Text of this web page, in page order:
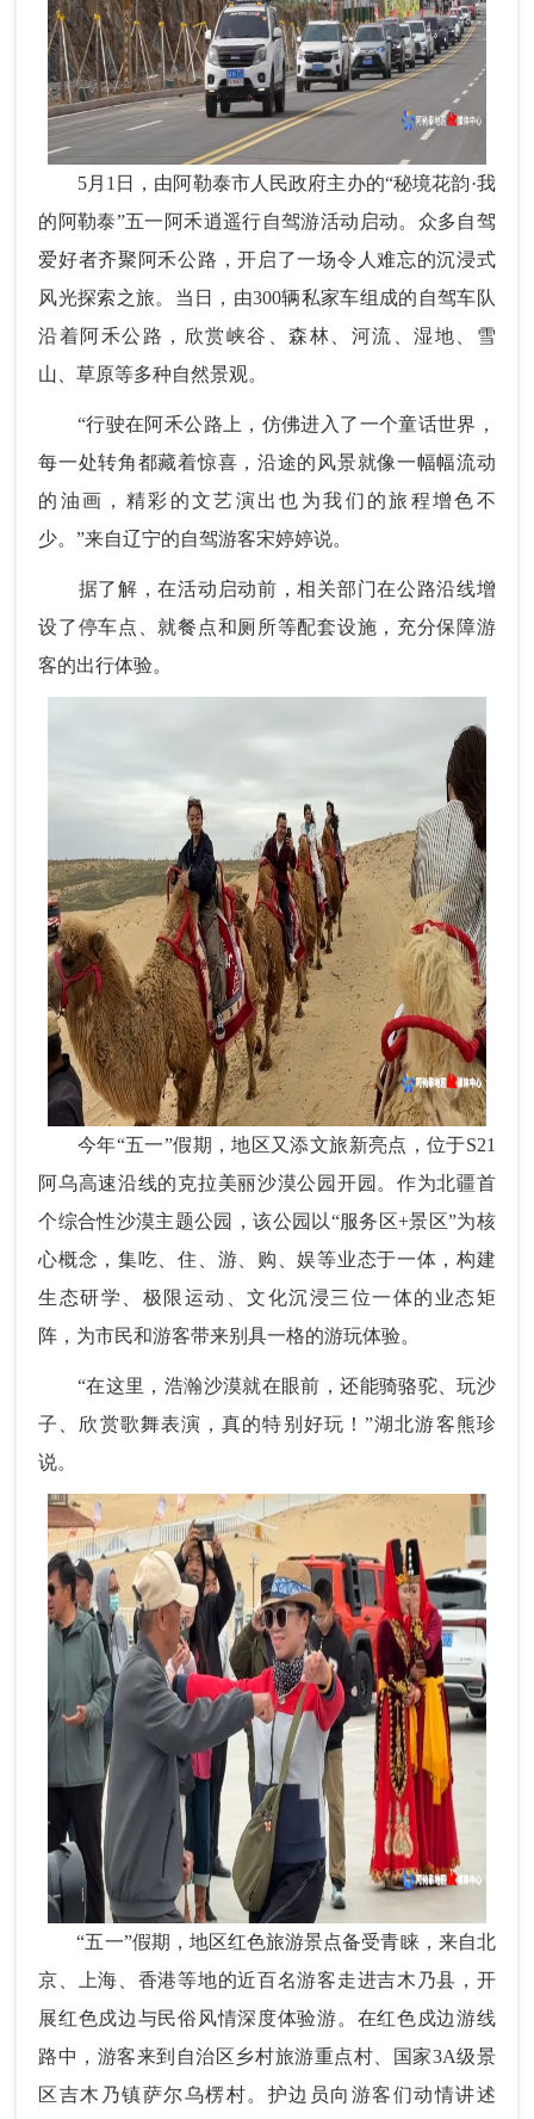
5月1日，由阿勒泰市人民政府主办的“秘境花韵·我
的阿勒泰”五一阿禾逍遥行自驾游活动启动。众多自驾
爱好者齐聚阿禾公路，开启了一场令人难忘的沉浸式
风光探索之旅。当日，由300辆私家车组成的自驾车队
沿着阿禾公路，欣赏峡谷、森林、河流、湿地、雪
山、草原等多种自然景观。
“行驶在阿禾公路上，仿佛进入了一个童话世界，
每一处转角都藏着惊喜，沿途的风景就像一幅幅流动
的油画，精彩的文艺演出也为我们的旅程增色不
少。”来自辽宁的自驾游客宋婷婷说。
据了解，在活动启动前，相关部门在公路沿线增
设了停车点、就餐点和厕所等配套设施，充分保障游
客的出行体验。
今年“五一”假期，地区又添文旅新亮点，位于S21
阿乌高速沿线的克拉美丽沙漠公园开园。作为北疆首
个综合性沙漠主题公园，该公园以“服务区+景区”为核
心概念，集吃、住、游、购、娱等业态于一体，构建
生态研学、极限运动、文化沉浸三位一体的业态矩
阵，为市民和游客带来别具一格的游玩体验。
“在这里，浩瀚沙漠就在眼前，还能骑骆驼、玩沙
子、欣赏歌舞表演，真的特别好玩！”湖北游客熊珍
说。
“五一”假期，地区红色旅游景点备受青睐，来自北
京、上海、香港等地的近百名游客走进吉木乃县，开
展红色戍边与民俗风情深度体验游。在红色戍边游线
路中，游客来到自治区乡村旅游重点村、国家3A级景
区吉木乃镇萨尔乌楞村。护边员向游客们动情讲述